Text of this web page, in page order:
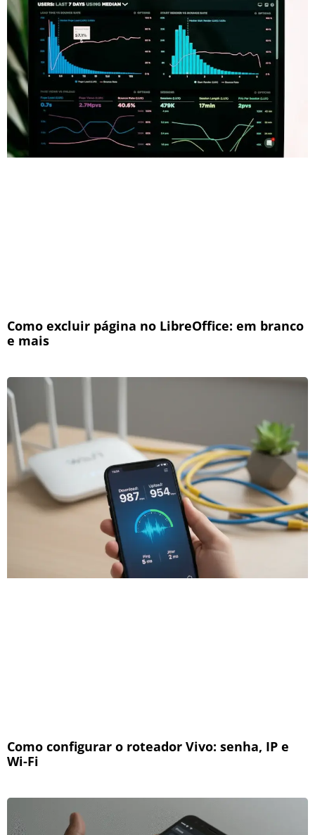
Como excluir página no LibreOffice: em branco
e mais
Como configurar o roteador Vivo: senha, IP e
Wi-Fi